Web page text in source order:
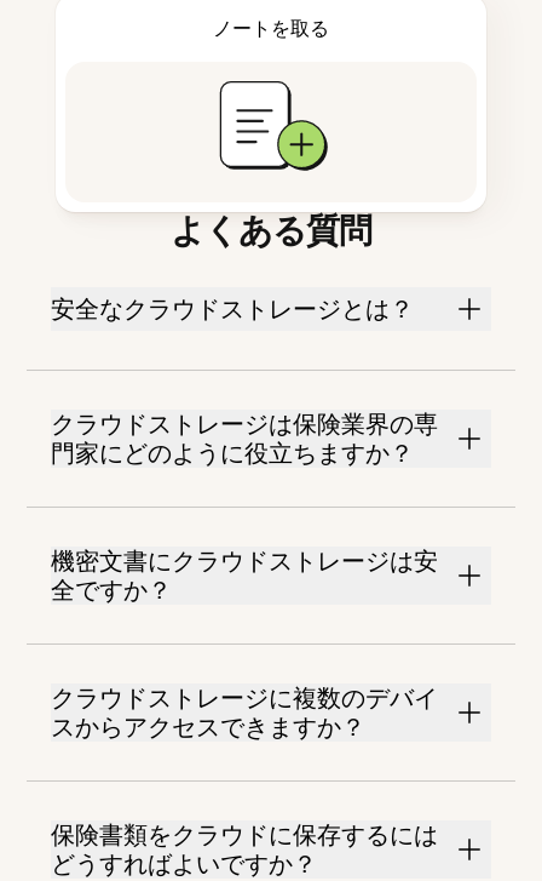
ノートを取る
よくある質問
安全なクラウドストレージとは？
クラウドストレージは保険業界の専
門家にどのように役立ちますか？
機密文書にクラウドストレージは安
全ですか？
クラウドストレージに複数のデバイ
スからアクセスできますか？
保険書類をクラウドに保存するには
どうすればよいですか？